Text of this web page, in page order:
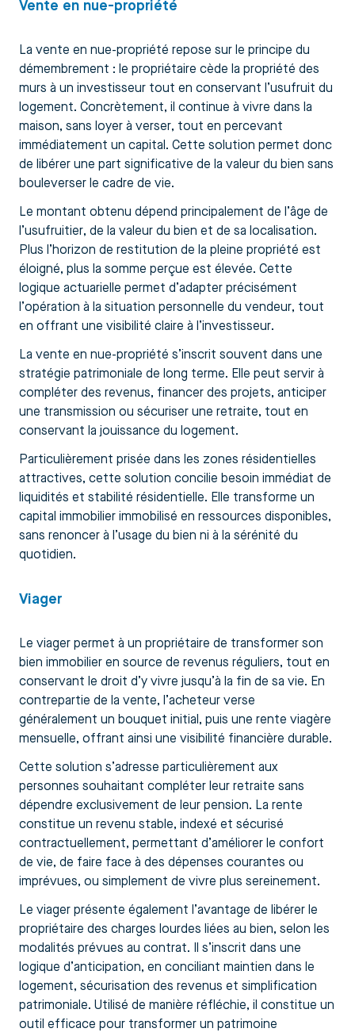
Vente en nue-propriété
La vente en nue-propriété repose sur le principe du
démembrement : le propriétaire cède la propriété des
murs à un investisseur tout en conservant l’usufruit du
logement. Concrètement, il continue à vivre dans la
maison, sans loyer à verser, tout en percevant
immédiatement un capital. Cette solution permet donc
de libérer une part significative de la valeur du bien sans
bouleverser le cadre de vie.
Le montant obtenu dépend principalement de l’âge de
l’usufruitier, de la valeur du bien et de sa localisation.
Plus l’horizon de restitution de la pleine propriété est
éloigné, plus la somme perçue est élevée. Cette
logique actuarielle permet d’adapter précisément
l’opération à la situation personnelle du vendeur, tout
en offrant une visibilité claire à l’investisseur.
La vente en nue-propriété s’inscrit souvent dans une
stratégie patrimoniale de long terme. Elle peut servir à
compléter des revenus, financer des projets, anticiper
une transmission ou sécuriser une retraite, tout en
conservant la jouissance du logement.
Particulièrement prisée dans les zones résidentielles
attractives, cette solution concilie besoin immédiat de
liquidités et stabilité résidentielle. Elle transforme un
capital immobilier immobilisé en ressources disponibles,
sans renoncer à l’usage du bien ni à la sérénité du
quotidien.
Viager
Le viager permet à un propriétaire de transformer son
bien immobilier en source de revenus réguliers, tout en
conservant le droit d’y vivre jusqu’à la fin de sa vie. En
contrepartie de la vente, l’acheteur verse
généralement un bouquet initial, puis une rente viagère
mensuelle, offrant ainsi une visibilité financière durable.
Cette solution s’adresse particulièrement aux
personnes souhaitant compléter leur retraite sans
dépendre exclusivement de leur pension. La rente
constitue un revenu stable, indexé et sécurisé
contractuellement, permettant d’améliorer le confort
de vie, de faire face à des dépenses courantes ou
imprévues, ou simplement de vivre plus sereinement.
Le viager présente également l’avantage de libérer le
propriétaire des charges lourdes liées au bien, selon les
modalités prévues au contrat. Il s’inscrit dans une
logique d’anticipation, en conciliant maintien dans le
logement, sécurisation des revenus et simplification
patrimoniale. Utilisé de manière réfléchie, il constitue un
outil efficace pour transformer un patrimoine